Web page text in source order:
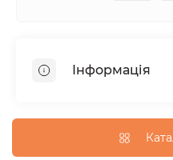
Інформація
Оплата та доставка